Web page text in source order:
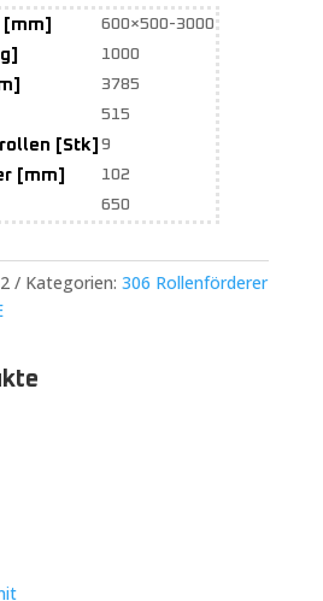
[mm] 600×500-3000
1000
3785
515
[Stk] 9
[mm] 102
650
Kategorien: 306 Rollenförderer